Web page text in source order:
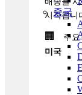
시작됩니
🏢 주
미국
중국